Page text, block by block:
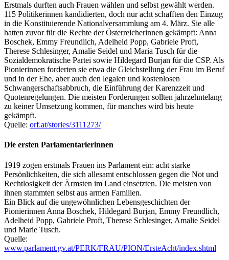
Erstmals durften auch Frauen wählen und selbst gewählt werden.
115 Politikerinnen kandidierten, doch nur acht schafften den Einzug
in die Konstituierende Nationalversammlung am 4. März. Sie alle
hatten zuvor für die Rechte der Österreicherinnen gekämpft: Anna
Boschek, Emmy Freundlich, Adelheid Popp, Gabriele Proft,
Therese Schlesinger, Amalie Seidel und Maria Tusch für die
Sozialdemokratische Partei sowie Hildegard Burjan für die CSP. Als
Pionierinnen forderten sie etwa die Gleichstellung der Frau im Beruf
und in der Ehe, aber auch den legalen und kostenlosen
Schwangerschaftsabbruch, die Einführung der Karenzzeit und
Quotenregelungen. Die meisten Forderungen sollten jahrzehntelang
zu keiner Umsetzung kommen, für manches wird bis heute
gekämpft.
Quelle: orf.at/stories/3111273/
Die ersten Parlamentarierinnen
1919 zogen erstmals Frauen ins Parlament ein: acht starke
Persönlichkeiten, die sich allesamt entschlossen gegen die Not und
Rechtlosigkeit der Ärmsten im Land einsetzten. Die meisten von
ihnen stammten selbst aus armen Familien.
Ein Blick auf die ungewöhnlichen Lebensgeschichten der
Pionierinnen Anna Boschek, Hildegard Burjan, Emmy Freundlich,
Adelheid Popp, Gabriele Proft, Therese Schlesinger, Amalie Seidel
und Marie Tusch.
Quelle:
www.parlament.gv.at/PERK/FRAU/PION/ErsteAcht/index.shtml